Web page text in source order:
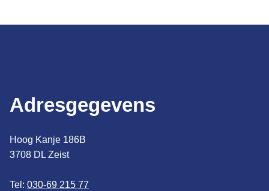
Adresgegevens
Hoog Kanje 186B
3708 DL Zeist
Tel: 030-69 215 77